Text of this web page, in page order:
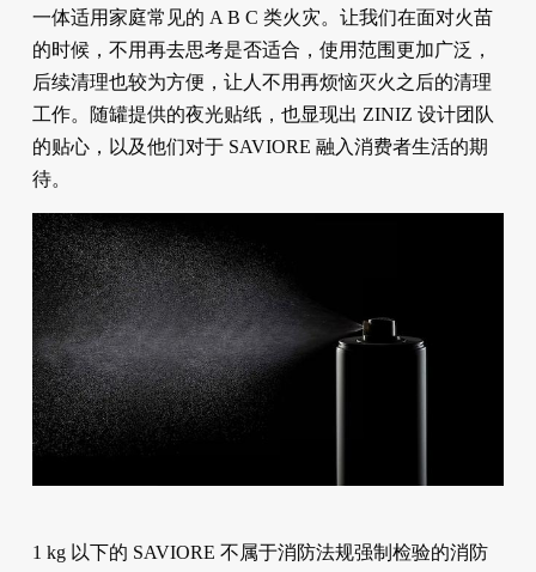
一体适用家庭常见的 A B C 类火灾。让我们在面对火苗
的时候，不用再去思考是否适合，使用范围更加广泛，
后续清理也较为方便，让人不用再烦恼灭火之后的清理
工作。随罐提供的夜光贴纸，也显现出 ZINIZ 设计团队
的贴心，以及他们对于 SAVIORE 融入消费者生活的期
待。
1 kg 以下的 SAVIORE 不属于消防法规强制检验的消防